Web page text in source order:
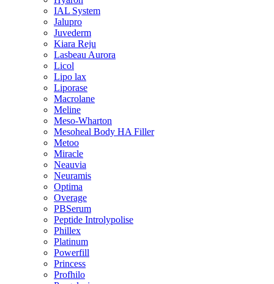
IAL System
Jalupro
Juvederm
Kiara Reju
Lasbeau Aurora
Licol
Lipo lax
Liporase
Macrolane
Meline
Meso-Wharton
Mesoheal Body HA Filler
Metoo
Miracle
Neauvia
Neuramis
Optima
Overage
PBSerum
Peptide Introlypolise
Phillex
Platinum
Powerfill
Princess
Profhilo